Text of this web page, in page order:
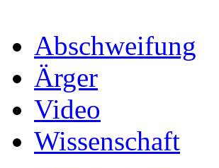
Abschweifung
Ärger
Video
Wissenschaft